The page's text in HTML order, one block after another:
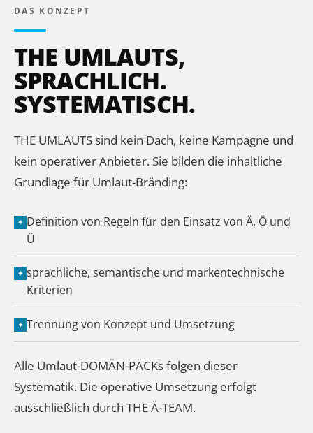
DAS KONZEPT
THE UMLAUTS,
SPRACHLICH.
SYSTEMATISCH.
THE UMLAUTS sind kein Dach, keine Kampagne und
kein operativer Anbieter. Sie bilden die inhaltliche
Grundlage für Umlaut-Bränding:
✦ Definition von Regeln für den Einsatz von Ä, Ö und
Ü
✦ sprachliche, semantische und markentechnische
Kriterien
✦ Trennung von Konzept und Umsetzung
Alle Umlaut-DOMÄN-PÄCKs folgen dieser
Systematik. Die operative Umsetzung erfolgt
ausschließlich durch THE Ä-TEAM.